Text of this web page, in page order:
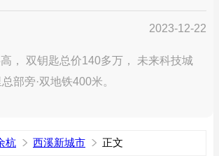
2023-12-22
， 双钥匙总价140多万， 未来科技城
部旁·双地铁400米。
杭 西溪新城市 正文